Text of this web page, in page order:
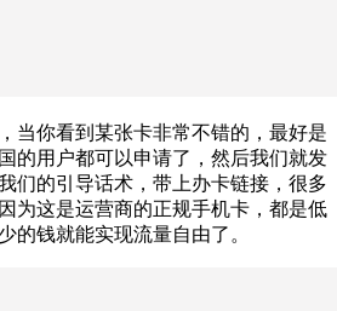
当你看到某张卡非常不错的，最好是
的用户都可以申请了，然后我们就发
们的引导话术，带上办卡链接，很多
为这是运营商的正规手机卡，都是低
的钱就能实现流量自由了。